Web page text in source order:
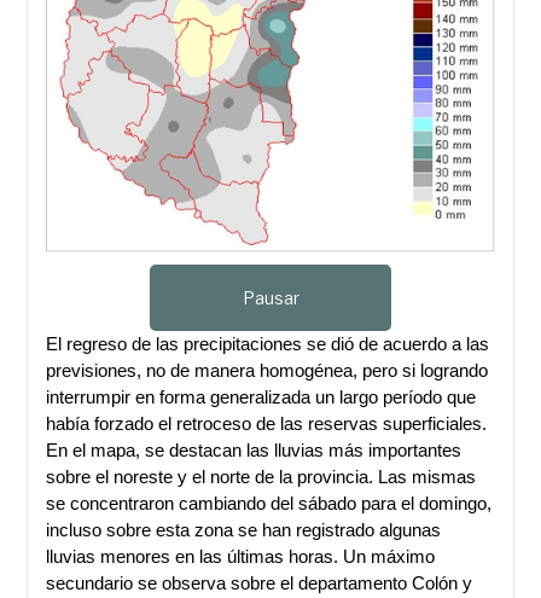
Pausar
El regreso de las precipitaciones se dió de acuerdo a las
previsiones, no de manera homogénea, pero si logrando
interrumpir en forma generalizada un largo período que
había forzado el retroceso de las reservas superficiales.
En el mapa, se destacan las lluvias más importantes
sobre el noreste y el norte de la provincia. Las mismas
se concentraron cambiando del sábado para el domingo,
incluso sobre esta zona se han registrado algunas
lluvias menores en las últimas horas. Un máximo
secundario se observa sobre el departamento Colón y